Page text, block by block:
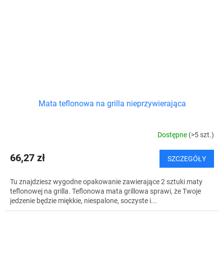
Mata teflonowa na grilla nieprzywierająca
Dostępne (>5 szt.)
66,27 zł SZCZEGÓŁY
Tu znajdziesz wygodne opakowanie zawierające 2 sztuki maty
teflonowej na grilla. Teflonowa mata grillowa sprawi, że Twoje
jedzenie będzie miękkie, niespalone, soczyste i...